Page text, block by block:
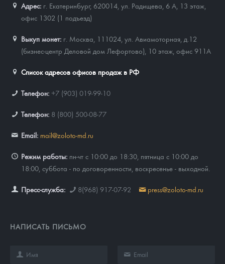
Адрес: г. Екатеринбург, 620014 ул. Радищева, 6 А, 13 этаж,
офис 1302 (1 подъезд)
Выкуп монет: г. Москва, 111024, ул. Авиамоторная, д.12
(бизнес-центр Деловой дом Лефортово), 10 этаж, офис 911А
Список адресов офисов продаж в РФ
Телефон: +7 (903) 019-99-10
Телефон: 8 (800) 500-08-77
Email: mail@zoloto-md.ru
Режим работы: пн-чт с 10:00 до 18:30, пятница с 10:00 до
18:00, суббота - по договоренности, воскресенье - выходной.
Пресс-служба: 8(968) 917-07-92 press@zoloto-md.ru
НАПИСАТЬ ПИСЬМО